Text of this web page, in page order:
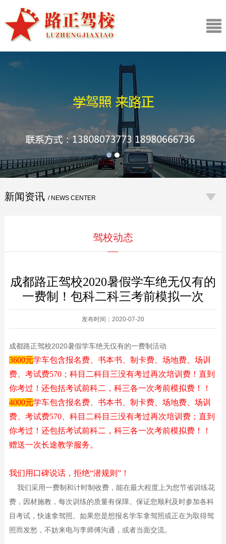
新闻资讯 / NEWS CENTER
驾校动态
成都路正驾校2020暑假学车绝无仅有的
一费制！包科二科三考前模拟一次
发布时间：2020-07-20
成都路正驾校2020暑假学车绝无仅有的一费制活动
3600元学车包含报名费、书本书、制卡费、场地费、场训
费、考试费570；科目二科目三没有考过再次培训费！直到
你考过！ 还包括考试前科二，科三各一次考前模拟费！！
4000元学车包含报名费、书本书、制卡费、场地费、场训
费、考试费570、科目二科目三没有考过再次培训费； 直到
你考过！ 还包括考试前科二，科三各一次考前模拟费！！
赠送一次长途教学服务。
我们用口碑说话，拒绝“潜规则”！
我们采用一费制和计时制收费，能在最大程度上为您节省训练花
费，因材施教，每次训练的质量有保障。保证您顺利及时参加各科
目考试，快速拿驾照。如果您是想报名学车拿驾照或正在为取得驾
照而发愁，不妨来电与李师傅沟通，或者当面交流。